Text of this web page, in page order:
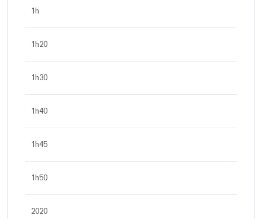
1h
1h20
1h30
1h40
1h45
1h50
2020